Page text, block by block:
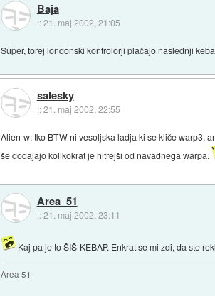
Baja
::21. maj 2002, 21:05
Super, torej londonski kontrolorji plačajo naslednji
salesky
::21. maj 2002, 22:55
Alien-w: tko BTW ni vesoljska ladja ki se kliče warp3,
še dodajajo kolikokrat je hitrejši od navadnega warpa.
Area_51
::21. maj 2002, 23:11
Kaj pa je to ŠIŠ-KEBAP. Enkrat se mi zdi, da ste
Area 51